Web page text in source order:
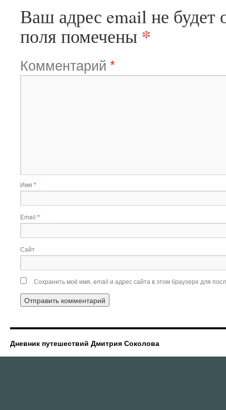
Ваш адрес email не будет
поля помечены *
Комментарий *
Имя *
Email *
Сайт
Сохранить моё имя, email и адрес сайта в этом браузере для
Дневник путешествий Дмитрия Соколова